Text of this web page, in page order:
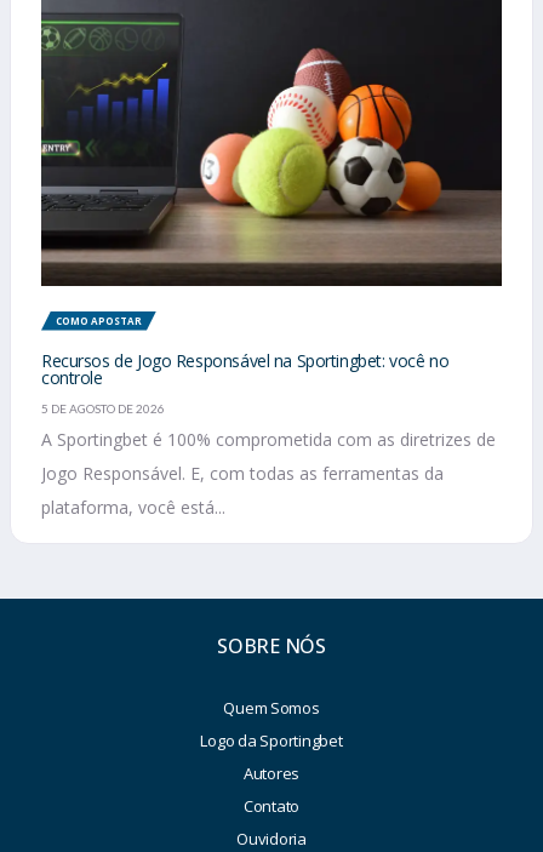
COMO APOSTAR
Recursos de Jogo Responsável na Sportingbet: você no
controle
5 DE AGOSTO DE 2026
A Sportingbet é 100% comprometida com as diretrizes de
Jogo Responsável. E, com todas as ferramentas da
plataforma, você está...
SOBRE NÓS
Quem Somos
Logo da Sportingbet
Autores
Contato
Ouvidoria